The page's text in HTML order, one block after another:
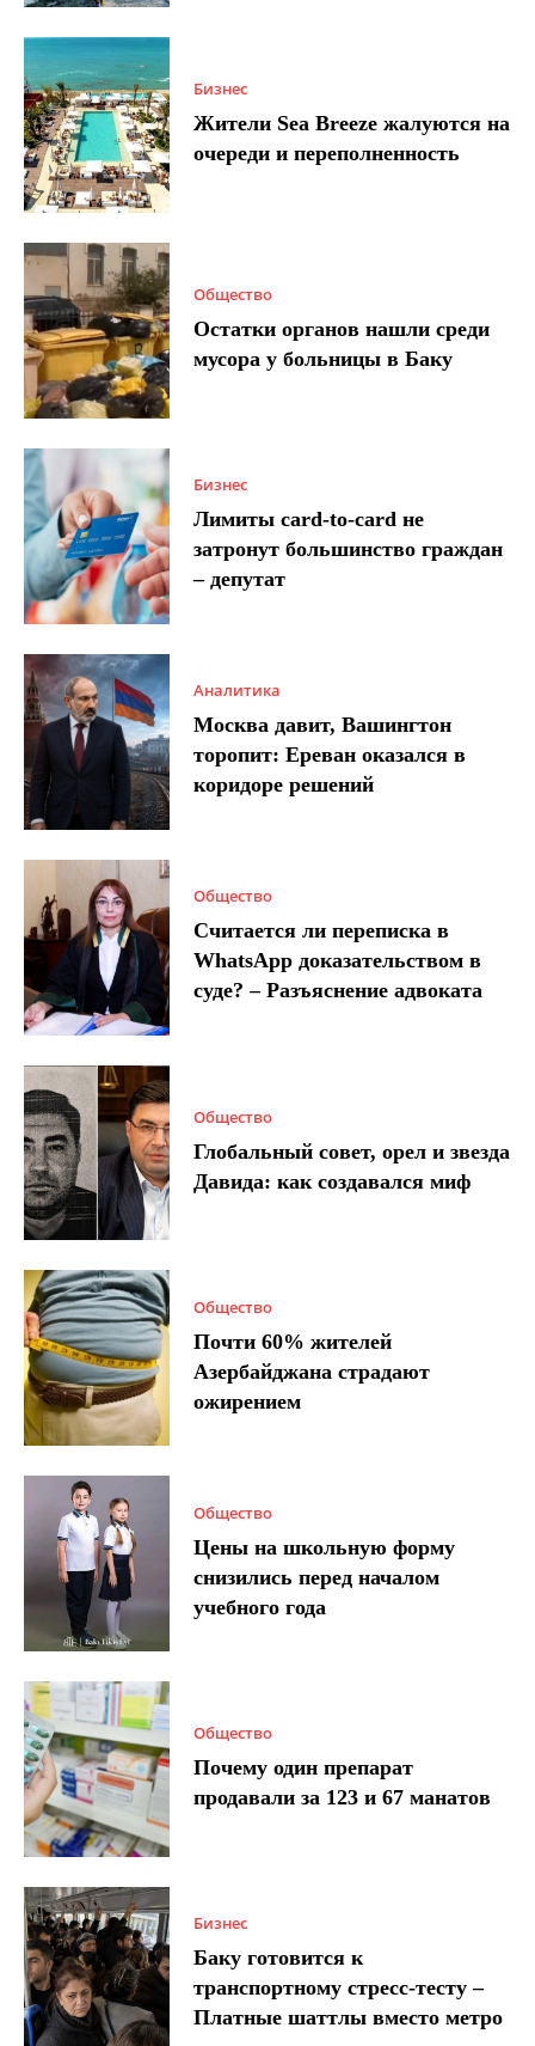
Бизнес
Жители Sea Breeze жалуются на
очереди и переполненность
Общество
Остатки органов нашли среди
мусора у больницы в Баку
Бизнес
Лимиты card-to-card не
затронут большинство граждан
– депутат
Аналитика
Москва давит, Вашингтон
торопит: Ереван оказался в
коридоре решений
Общество
Считается ли переписка в
WhatsApp доказательством в
суде? – Разъяснение адвоката
Общество
Глобальный совет, орел и звезда
Давида: как создавался миф
Общество
Почти 60% жителей
Азербайджана страдают
ожирением
Общество
Цены на школьную форму
снизились перед началом
учебного года
Общество
Почему один препарат
продавали за 123 и 67 манатов
Бизнес
Баку готовится к
транспортному стресс-тесту –
Платные шаттлы вместо метро